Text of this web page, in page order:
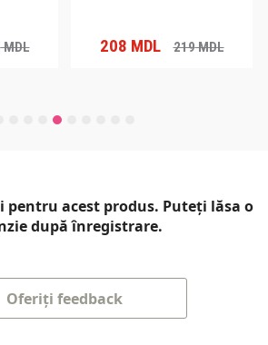
MDL 208 MDL 219MDL
pentru acest produs. Puteți lăsa o
după înregistrare.
Oferiți feedback